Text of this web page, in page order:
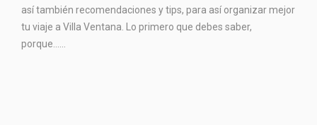
así también recomendaciones y tips, para así organizar mejor
tu viaje a Villa Ventana. Lo primero que debes saber,
porque…...